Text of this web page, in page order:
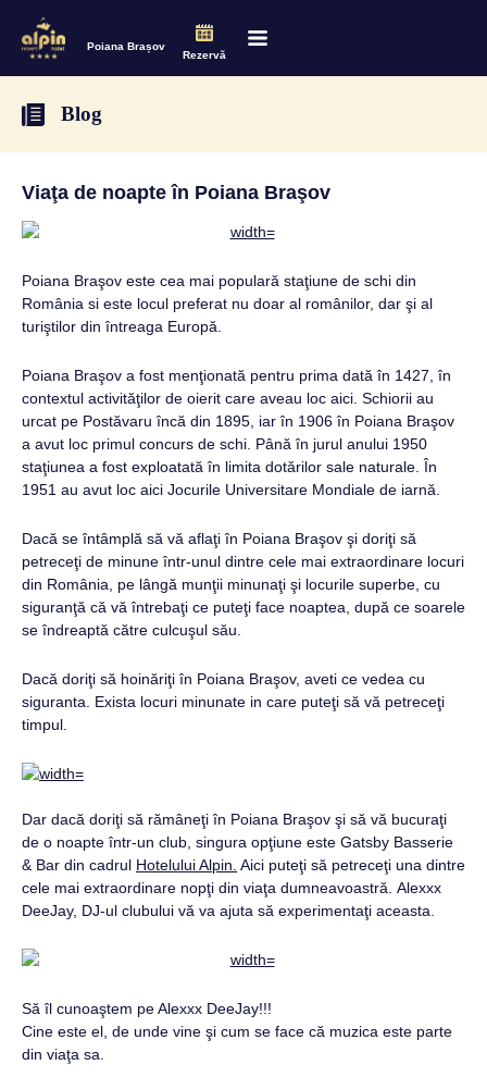
Poiana Brașov
Rezervă
Blog
Viaţa de noapte în Poiana Braşov
Poiana Braşov este cea mai populară staţiune de schi din
România si este locul preferat nu doar al românilor, dar şi al
turiştilor din întreaga Europă.
Poiana Braşov a fost menţionată pentru prima dată în 1427, în
contextul activităţilor de oierit care aveau loc aici. Schiorii au
urcat pe Postăvaru încă din 1895, iar în 1906 în Poiana Braşov
a avut loc primul concurs de schi. Până în jurul anului 1950
staţiunea a fost exploatată în limita dotărilor sale naturale. În
1951 au avut loc aici Jocurile Universitare Mondiale de iarnă.
Dacă se întâmplă să vă aflaţi în Poiana Braşov şi doriţi să
petreceţi de minune într-unul dintre cele mai extraordinare locuri
din România, pe lângă munţii minunaţi şi locurile superbe, cu
siguranţă că vă întrebaţi ce puteţi face noaptea, după ce soarele
se îndreaptă către culcuşul său.
Dacă doriţi să hoinăriţi în Poiana Braşov, aveti ce vedea cu
siguranta. Exista locuri minunate in care puteţi să vă petreceţi
timpul.
Dar dacă doriţi să rămâneţi în Poiana Braşov şi să vă bucuraţi
de o noapte într-un club, singura opţiune este Gatsby Basserie
& Bar din cadrul Hotelului Alpin. Aici puteţi să petreceţi una dintre
cele mai extraordinare nopţi din viaţa dumneavoastră. Alexxx
DeeJay, DJ-ul clubului vă va ajuta să experimentaţi aceasta.
Să îl cunoaştem pe Alexxx DeeJay!!!
Cine este el, de unde vine şi cum se face că muzica este parte
din viaţa sa.